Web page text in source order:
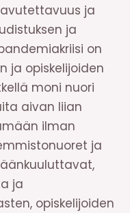
ja
ja
on
ja opiskelijoiden
moni nuori
aivan liian
ilman
ja
ja
opiskelijoiden